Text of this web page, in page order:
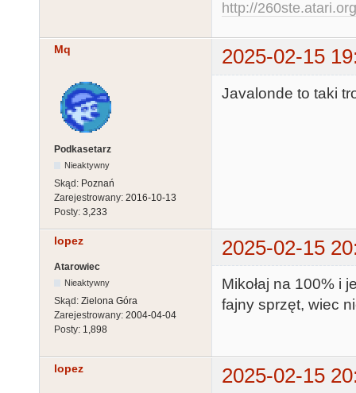
http://260ste.atari.org
Mq 2025-02-15
Podkasetarz
Nieaktywny
Skąd: Poznań
Zarejestrowany: 2016-10-13
Posty: 3,233
Javalonde to taki
lopez 2025-02-15
Atarowiec
Nieaktywny
Skąd: Zielona Góra
Zarejestrowany: 2004-04-04
Posty: 1,898
Mikołaj na 100% i
fajny sprzęt, wiec
lopez
2025-02-15